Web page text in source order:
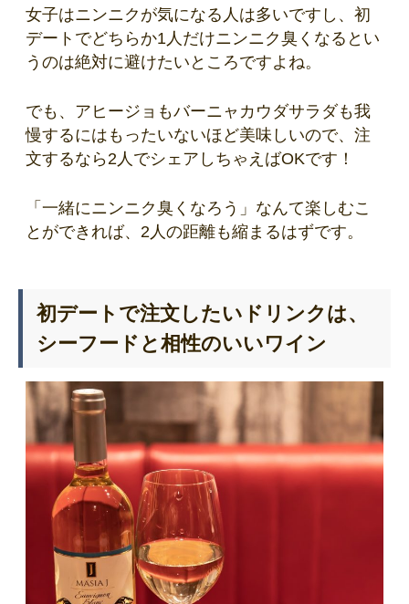
女子はニンニクが気になる人は多いですし、初
デートでどちらか1人だけニンニク臭くなるとい
うのは絶対に避けたいところですよね。
でも、アヒージョもバーニャカウダサラダも我
慢するにはもったいないほど美味しいので、注
文するなら2人でシェアしちゃえばOKです！
「一緒にニンニク臭くなろう」なんて楽しむこ
とができれば、2人の距離も縮まるはずです。
初デートで注文したいドリンクは、
シーフードと相性のいいワイン